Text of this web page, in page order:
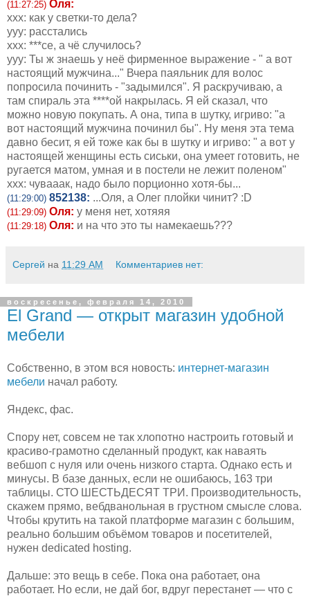
(11:27:25) Оля:
ххх: как у светки-то дела?
ууу: расстались
ххх: ***се, а чё случилось?
ууу: Ты ж знаешь у неё фирменное выражение - " а вот
настоящий мужчина..." Вчера паяльник для волос
попросила починить - "задымился". Я раскручиваю, а
там спираль эта ****ой накрылась. Я ей сказал, что
можно новую покупать. А она, типа в шутку, игриво: "а
вот настоящий мужчина починил бы". Ну меня эта тема
давно бесит, я ей тоже как бы в шутку и игриво: " а вот у
настоящей женщины есть сиськи, она умеет готовить, не
ругается матом, умная и в постели не лежит поленом"
ххх: чувааак, надо было порционно хотя-бы...
(11:29:00) 852138: ...Оля, а Олег плойки чинит? :D
(11:29:09) Оля: у меня нет, хотяяя
(11:29:18) Оля: и на что это ты намекаешь???
Сергей на 11:29 AM Комментариев нет:
воскресенье, февраля 14, 2010
El Grand — открыт магазин удобной
мебели
Собственно, в этом вся новость: интернет-магазин
мебели начал работу.
Яндекс, фас.
Спору нет, совсем не так хлопотно настроить готовый и
красиво-грамотно сделанный продукт, как наваять
вебшоп с нуля или очень низкого старта. Однако есть и
минусы. В базе данных, если не ошибаюсь, 163 три
таблицы. СТО ШЕСТЬДЕСЯТ ТРИ. Производительность,
скажем прямо, вебдванольная в грустном смысле слова.
Чтобы крутить на такой платформе магазин с большим,
реально большим объёмом товаров и посетителей,
нужен dedicated hosting.
Дальше: это вещь в себе. Пока она работает, она
работает. Но если, не дай бог, вдруг перестанет — что с